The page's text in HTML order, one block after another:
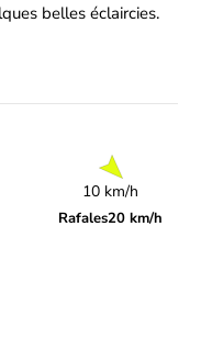
belles éclaircies.
10 km/h
Rafales20 km/h